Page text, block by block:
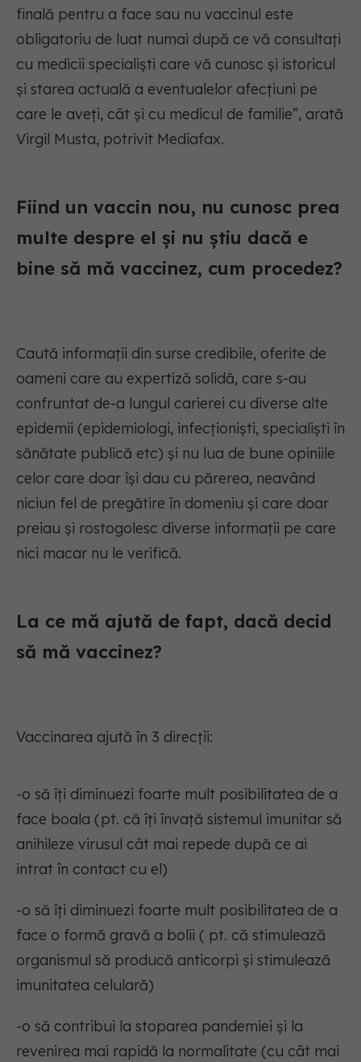
finală pentru a face sau nu vaccinul este
obligatoriu de luat numai după ce vă consultați
cu medicii specialiști care vă cunosc și istoricul
și starea actuală a eventualelor afecțiuni pe
care le aveți, cât și cu medicul de familie”, arată
Virgil Musta, potrivit Mediafax.
Fiind un vaccin nou, nu cunosc prea
multe despre el și nu știu dacă e
bine să mă vaccinez, cum procedez?
Caută informații din surse credibile, oferite de
oameni care au expertiză solidă, care s-au
confruntat de-a lungul carierei cu diverse alte
epidemii (epidemiologi, infecționiști, specialiști în
sănătate publică etc) și nu lua de bune opiniile
celor care doar își dau cu părerea, neavând
niciun fel de pregătire în domeniu și care doar
preiau și rostogolesc diverse informații pe care
nici macar nu le verifică.
La ce mă ajută de fapt, dacă decid
să mă vaccinez?
Vaccinarea ajută în 3 direcții:
-o să îți diminuezi foarte mult posibilitatea de a
face boala (pt. că îți învață sistemul imunitar să
anihileze virusul cât mai repede după ce ai
intrat în contact cu el)
-o să îți diminuezi foarte mult posibilitatea de a
face o formă gravă a bolii ( pt. că stimulează
organismul să producă anticorpi și stimulează
imunitatea celulară)
-o să contribui la stoparea pandemiei și la
revenirea mai rapidă la normalitate (cu cât mai